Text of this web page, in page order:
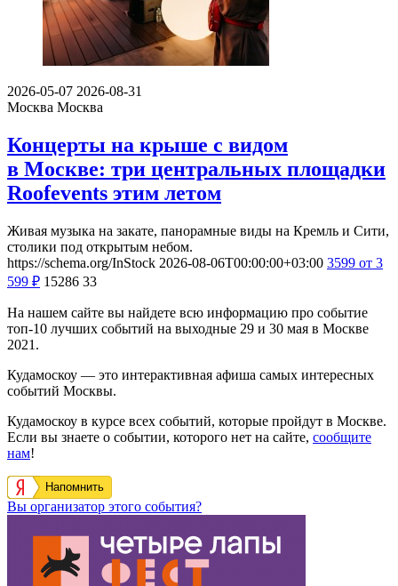
2026-05-07 2026-08-31
Москва Москва
Концерты на крыше с видом
в Москве: три центральных площадки
Roofevents этим летом
Живая музыка на закате, панорамные виды на Кремль и Сити,
столики под открытым небом.
https://schema.org/InStock 2026-08-06T00:00:00+03:00 3599 от 3
599 ₽ 15286 33
На нашем сайте вы найдете всю информацию про событие
топ-10 лучших событий на выходные 29 и 30 мая в Москве
2021.
Кудамоскоу — это интерактивная афиша самых интересных
событий Москвы.
Кудамоскоу в курсе всех событий, которые пройдут в Москве.
Если вы знаете о событии, которого нет на сайте, сообщите
нам!
Напомнить
Вы организатор этого события?